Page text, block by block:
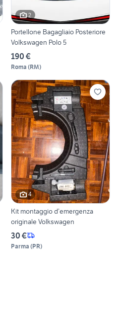
2
Portellone Bagagliaio Posteriore
Volkswagen Polo 5
190 €
Roma (RM)
4
Kit montaggio d’emergenza
originale Volkswagen
30 €
Parma (PR)